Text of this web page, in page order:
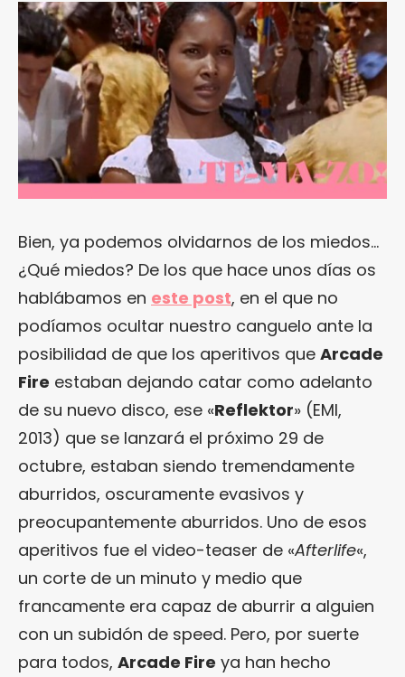
Bien, ya podemos olvidarnos de los miedos…
¿Qué miedos? De los que hace unos días os
hablábamos en este post, en el que no
podíamos ocultar nuestro canguelo ante la
posibilidad de que los aperitivos que Arcade
Fire estaban dejando catar como adelanto
de su nuevo disco, ese «Reflektor» (EMI,
2013) que se lanzará el próximo 29 de
octubre, estaban siendo tremendamente
aburridos, oscuramente evasivos y
preocupantemente aburridos. Uno de esos
aperitivos fue el video-teaser de «Afterlife«,
un corte de un minuto y medio que
francamente era capaz de aburrir a alguien
con un subidón de speed. Pero, por suerte
para todos, Arcade Fire ya han hecho